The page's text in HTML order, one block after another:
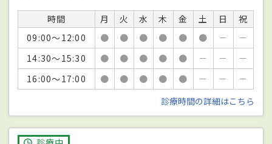
時間 月 火 水 木 金 土 日
祝
09:00～12:00
● ● ● ● ● ● －
－
14:30～15:30
● ● ● ● ● － －
－
16:00～17:00
● ● ● ● ● － －
－
診療時間の詳細はこちら